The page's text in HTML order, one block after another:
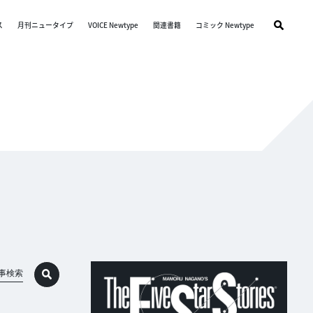
月刊ニュータイプ VOICE Newtype 関連書籍 コミック Newtype
検索